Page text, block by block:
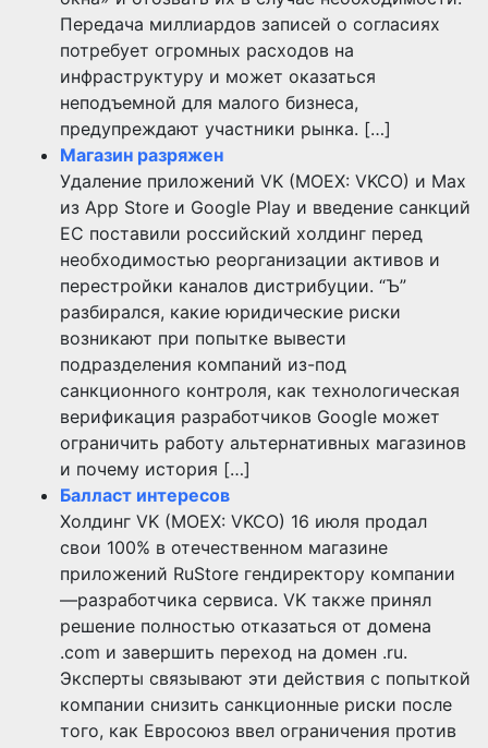
Передача миллиардов записей о согласиях
потребует огромных расходов на
инфраструктуру и может оказаться
неподъемной для малого бизнеса,
предупреждают участники рынка. […]
Магазин разряжен
Удаление приложений VK (MOEX: VKCO) и Max
из App Store и Google Play и введение санкций
ЕС поставили российский холдинг перед
необходимостью реорганизации активов и
перестройки каналов дистрибуции. “Ъ”
разбирался, какие юридические риски
возникают при попытке вывести
подразделения компаний из-под
санкционного контроля, как технологическая
верификация разработчиков Google может
ограничить работу альтернативных магазинов
и почему история […]
Балласт интересов
Холдинг VK (MOEX: VKCO) 16 июля продал
свои 100% в отечественном магазине
приложений RuStore гендиректору компании
—разработчика сервиса. VK также принял
решение полностью отказаться от домена
.com и завершить переход на домен .ru.
Эксперты связывают эти действия с попыткой
компании снизить санкционные риски после
того, как Евросоюз ввел ограничения против